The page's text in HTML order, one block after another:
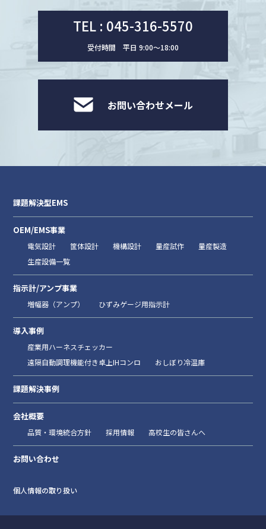
TEL : 045-316-5570
受付時間 平日 9:00〜18:00
お問い合わせメール
課題解決型EMS
OEM/EMS事業
電気設計 筐体設計 機構設計 量産試作
量産製造
生産設備一覧
指示計/アンプ事業
増幅器（アンプ） ひずみゲージ用指示計
導入事例
産業用ハーネスチェッカー
遠隔自動調理機能付き卓上IHコンロ
おしぼり冷温庫
課題解決事例
会社概要
品質・環境統合方針 採用情報 高校生の皆さんへ
お問い合わせ
個人情報の取り扱い